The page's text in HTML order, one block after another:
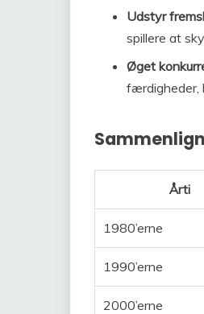
Udstyr
spillere at
Øget
færdigheder,
Årti
1980’erne
1990’erne
2000’erne